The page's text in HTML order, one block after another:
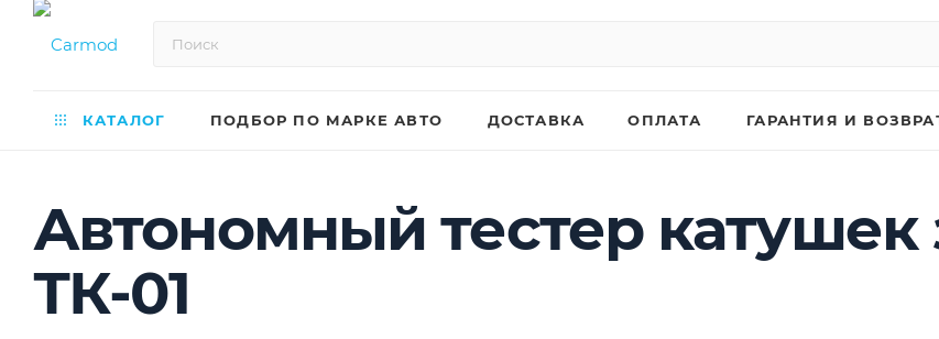
КАТАЛОГ ПОДБОР ПО МАРКЕ АВТО ДОСТАВКА ОПЛАТА ГАРАНТИЯ И
Автономный тестер
ТК-01